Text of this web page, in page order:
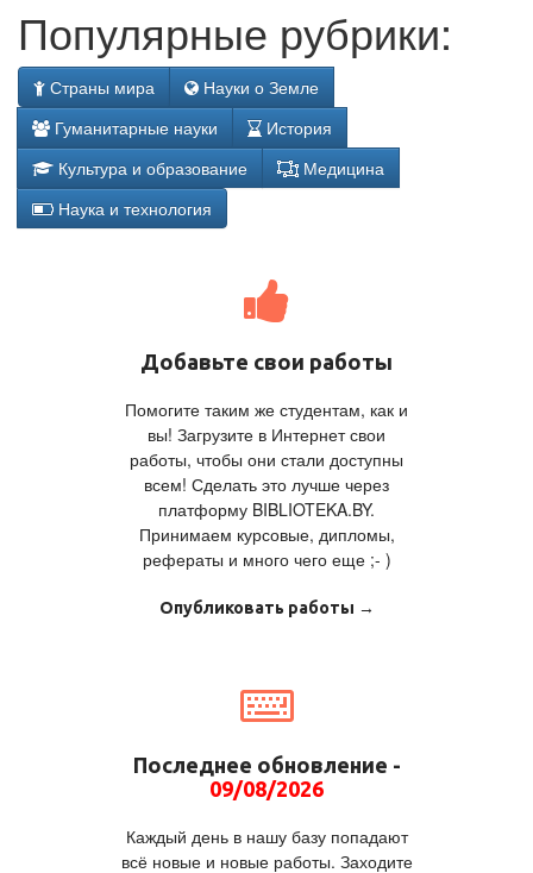
Популярные рубрики:
Страны мира
Науки о Земле
Гуманитарные науки
История
Культура и образование
Медицина
Наука и технология
Добавьте свои работы
Помогите таким же студентам, как и
вы! Загрузите в Интернет свои
работы, чтобы они стали доступны
всем! Сделать это лучше через
платформу BIBLIOTEKA.BY.
Принимаем курсовые, дипломы,
рефераты и много чего еще ;- )
Опубликовать работы →
Последнее обновление -
09/08/2026
Каждый день в нашу базу попадают
всё новые и новые работы. Заходите